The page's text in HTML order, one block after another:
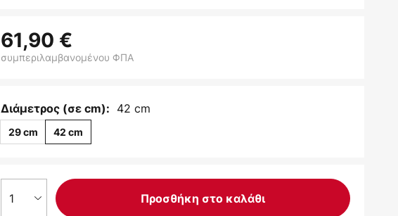
61,90 €
συμπεριλαμβανομένου ΦΠΑ
Διάμετρος (σε cm): 42 cm
29 cm 42 cm
1 Προσθήκη στο καλάθι